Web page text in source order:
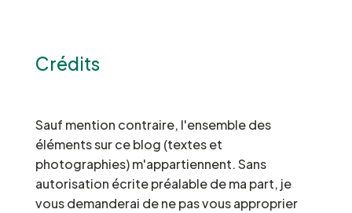
Crédits
Sauf mention contraire, l'ensemble des
éléments sur ce blog (textes et
photographies) m'appartiennent. Sans
autorisation écrite préalable de ma part, je
vous demanderai de ne pas vous approprier